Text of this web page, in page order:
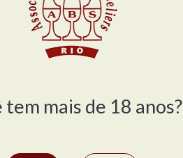
tem mais de 18 anos?